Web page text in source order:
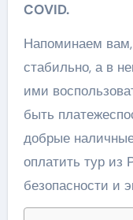
COVID.
Напоминаем
стабильно, а в
ими
быть
добрые
оплатить тур из
безопасности и